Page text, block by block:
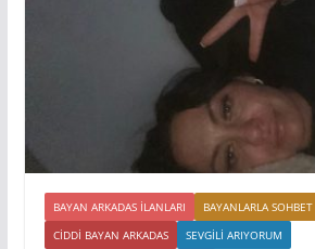
BAYAN ARKADAS ILANLARI
BAYANLARLA SOHBET
CIDDI BAYAN ARKADAS
SEVGILI ARIYORUM